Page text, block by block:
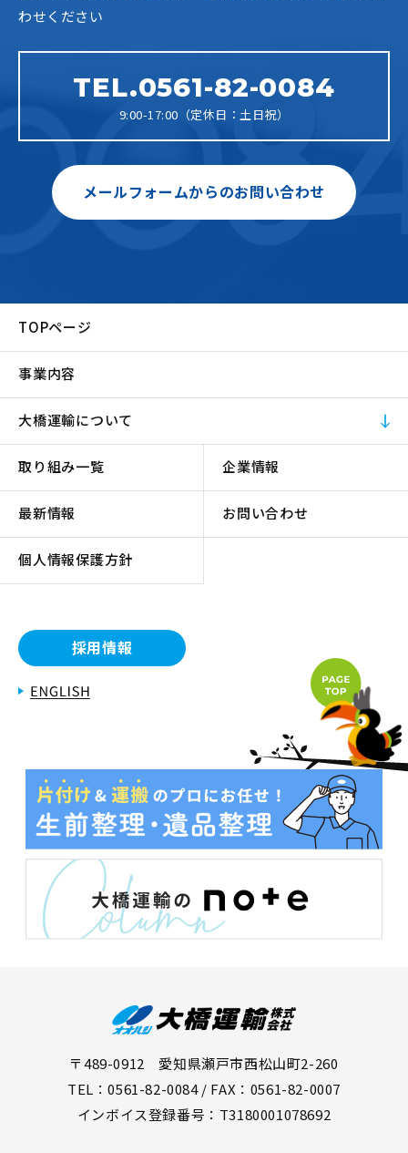
わせください
TEL.0561-82-0084
9:00-17:00（定休日：土日祝）
メールフォームからのお問い合わせ
TOPページ
事業内容
大橋運輸について
取り組み一覧 企業情報
最新情報 お問い合わせ
個人情報保護方針
採用情報
〒489-0912 愛知県瀬戸市西松山町2-260
TEL：0561-82-0084 / FAX：0561-82-0007
インボイス登録番号：T3180001078692